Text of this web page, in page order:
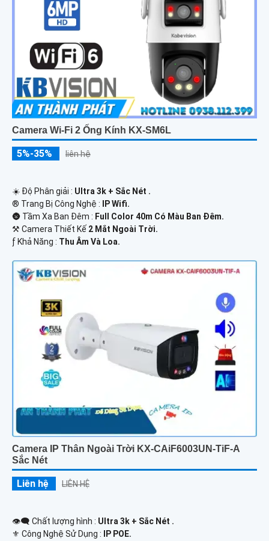
Camera Wi-Fi 2 Ống Kính KX-SM6L
5%-35% liên hệ
☀️ Độ Phân giải : Ultra 3k + Sắc Nét .
®️ Trang Bị Công Nghệ :
IP Wifi.
🌚 Tầm Xa Ban Đêm : Full Color 40m Có Màu Ban Ðêm.
⚒ Camera Thiết Kế 2 Mắt Ngoài Trời.
️ƒ Khả Năng : Thu Âm Và Loa.
Camera IP Thân Ngoài Trời KX-CAiF6003UN-TiF-A
Sắc Nét
Liên hệ LIÊN HỆ
👁️‍🗨 Chất lượng hình : Ultra 3k + Sắc Nét .
⚜️ Công Nghệ Sử Dụng : IP POE.